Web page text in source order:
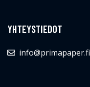
YHTEYSTIEDOT
info@primapaper.fi